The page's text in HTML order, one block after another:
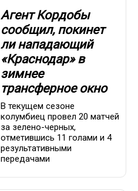
Агент Кордобы
сообщил, покинет
ли нападающий
«Краснодар» в
зимнее
трансферное окно
В текущем сезоне
колумбиец провел 20 матчей
за зелено-черных,
отметившись 11 голами и 4
результативными
передачами